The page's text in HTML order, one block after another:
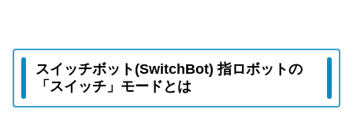
スイッチボット(SwitchBot) 指ロボットの
「スイッチ」モードとは